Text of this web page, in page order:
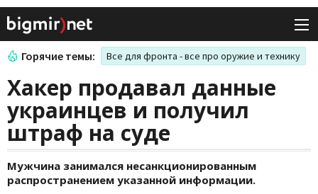
Горячие темы: Все для фронта - все про оружие и технику
Хакер продавал данные
украинцев и получил
штраф на суде
Мужчина занимался несанкционированным
распространением указанной информации.